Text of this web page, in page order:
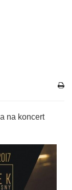
na koncert